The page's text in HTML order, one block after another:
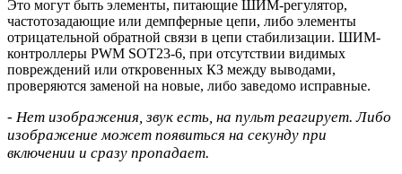
Это могут быть элементы, питающие ШИМ-регулятор,
частотозадающие или демпферные цепи, либо элементы
отрицательной обратной связи в цепи стабилизации. ШИМ-
контроллеры PWM SOT23-6, при отсутствии видимых
повреждений или откровенных КЗ между выводами,
проверяются заменой на новые, либо заведомо исправные.
- Нет изображения, звук есть, на пульт реагирует. Либо
изображение может появиться на секунду при
включении и сразу пропадает.